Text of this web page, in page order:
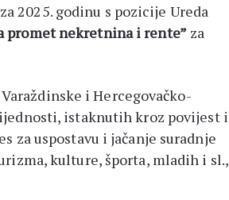
2025. godinu s pozicije Ureda
promet nekretnina i rente”za
i Hercegovačko-
istaknutih kroz povijest i
za uspostavu i jačanje suradnje
kulture, športa, mladih i sl.,